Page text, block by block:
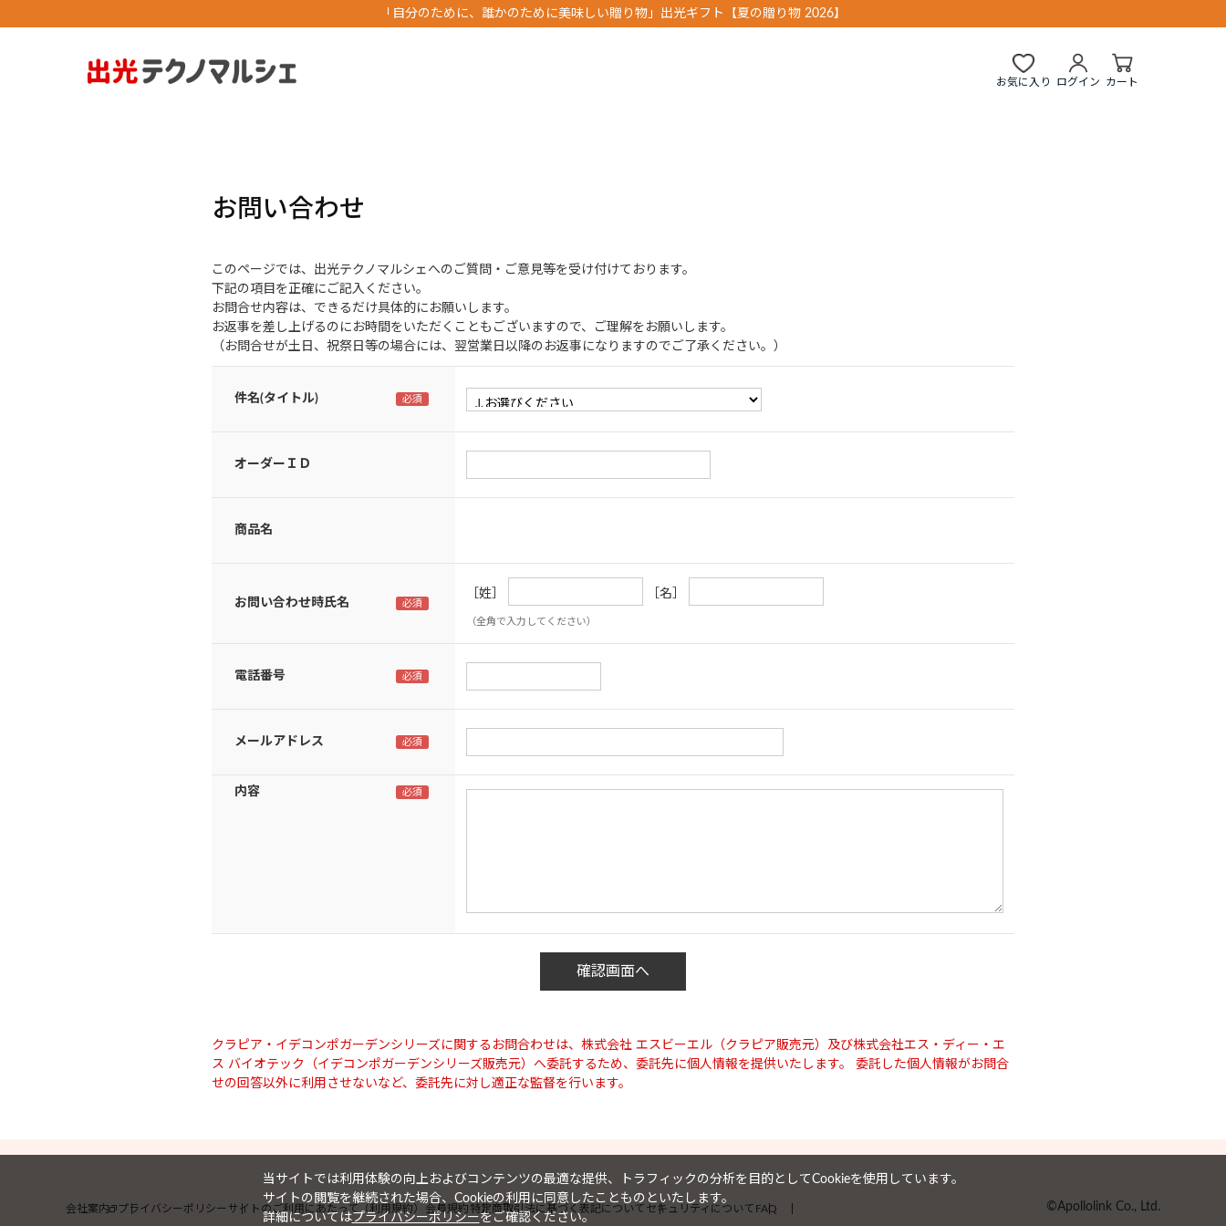
「自分のために、誰かのために美味しい贈り物」出光ギフト【夏の贈り物 2026】
お気に入り ログイン カート
お問い合わせ
このページでは、出光テクノマルシェへのご質問・ご意見等を受け付けております。
下記の項目を正確にご記入ください。
お問合せ内容は、できるだけ具体的にお願いします。
お返事を差し上げるのにお時間をいただくこともございますので、ご理解をお願いします。
（お問合せが土日、祝祭日等の場合には、翌営業日以降のお返事になりますのでご了承ください。）
件名(タイトル)
オーダーＩＤ
商品名
お問い合わせ時氏名
［姓］ ［名］
（全角で入力してください）
電話番号
メールアドレス
内容
クラピア・イデコンポガーデンシリーズに関するお問合わせは、株式会社 エスビーエル（クラピア販売元）及び株式会社エス・ディー・エ
ス バイオテック（イデコンポガーデンシリーズ販売元）へ委託するため、委託先に個人情報を提供いたします。 委託した個人情報がお問合
せの回答以外に利用させないなど、委託先に対し適正な監督を行います。
会社案内 プライバシーポリシーサイトのご利用にあたって（利用規約） 会員規約 特定商取引法に基づく表記について セキュリティについて FAQ ©Apollolink Co., Ltd.
当サイトでは利用体験の向上およびコンテンツの最適な提供、トラフィックの分析を目的としてCookieを使用しています。
サイトの閲覧を継続された場合、Cookieの利用に同意したことものといたします。
詳細についてはプライバシーポリシーをご確認ください。